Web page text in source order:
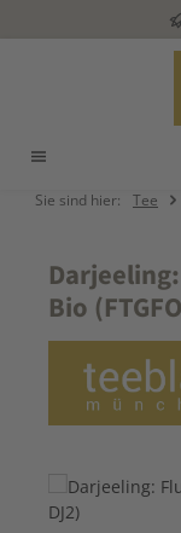
Zum Hauptinhalt
Sie sind hier: Tee
Bio
Bildergalerie